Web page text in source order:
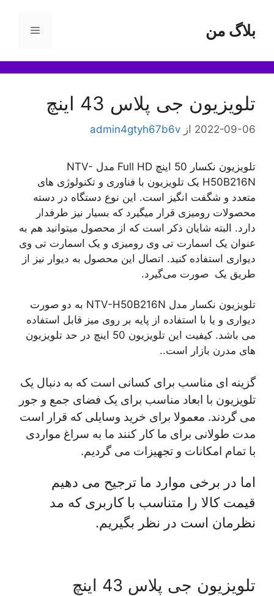
محتوابلاگ من فهرست
تلویزیون جی پلاس 43 اینچ
2022-09-06 از admin4gtyh67b6v
تلویزیون نکسار 50 اینچ Full HD مدل NTV-
H50B216N یک تلویزیون با فناوری و تکنولوژی های
متعدد و شگفت انگیز است. این نوع دستگاه در دسته
محصولات رومیزی قرار میگیرد که بسیار نیز طرفدار
دارد. البته شایان ذکر است که از محصول میتوانید هم به
عنوان یک اسمارت تی وی رومیزی و یک اسمارت تی وی
دیواری استفاده کنید. اتصال این محصول به دیوار نیز از
طریق یک صورت می‌گیرد.
تلویزیون نکسار مدل NTV-H50B216N به دو صورت
دیواری و یا با استفاده از پایه بر روی میز قابل استفاده
می باشد. کیفیت این تلویزیون 50 اینچ در حد تلویزیون
های مدرن بازار است..
گزینه ای مناسب برای کسانی است که به دنبال یک
تلویزیون با ابعاد مناسب برای یک فضای جمع و جور
می گردند. معمولا برای خرید وسایلی که قرار است
مدت طولانی برای ما کار کنند ما به سراغ مواردی
با تمام امکانات و تجهیزات می گردیم.
اما در برخی موارد ما ترجیح می دهیم
قیمت کالا را متناسب با کاربری که مد
نظرمان است در نظر بگیریم.
تلویزیون جی پلاس 43 اینچ